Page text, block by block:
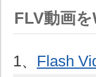
FLV動画
1、 Flash